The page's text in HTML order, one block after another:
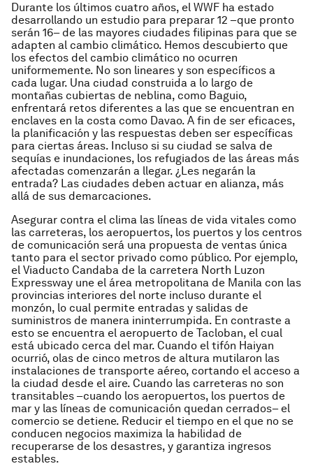
Durante los últimos cuatro años, el WWF ha estado
desarrollando un estudio para preparar 12 –que pronto
serán 16– de las mayores ciudades filipinas para que se
adapten al cambio climático. Hemos descubierto que
los efectos del cambio climático no ocurren
uniformemente. No son lineares y son específicos a
cada lugar. Una ciudad construida a lo largo de
montañas cubiertas de neblina, como Baguio,
enfrentará retos diferentes a las que se encuentran en
enclaves en la costa como Davao. A fin de ser eficaces,
la planificación y las respuestas deben ser específicas
para ciertas áreas. Incluso si su ciudad se salva de
sequías e inundaciones, los refugiados de las áreas más
afectadas comenzarán a llegar. ¿Les negarán la
entrada? Las ciudades deben actuar en alianza, más
allá de sus demarcaciones.
Asegurar contra el clima las líneas de vida vitales como
las carreteras, los aeropuertos, los puertos y los centros
de comunicación será una propuesta de ventas única
tanto para el sector privado como público. Por ejemplo,
el Viaducto Candaba de la carretera North Luzon
Expressway une el área metropolitana de Manila con las
provincias interiores del norte incluso durante el
monzón, lo cual permite entradas y salidas de
suministros de manera ininterrumpida. En contraste a
esto se encuentra el aeropuerto de Tacloban, el cual
está ubicado cerca del mar. Cuando el tifón Haiyan
ocurrió, olas de cinco metros de altura mutilaron las
instalaciones de transporte aéreo, cortando el acceso a
la ciudad desde el aire. Cuando las carreteras no son
transitables –cuando los aeropuertos, los puertos de
mar y las líneas de comunicación quedan cerrados– el
comercio se detiene. Reducir el tiempo en el que no se
conducen negocios maximiza la habilidad de
recuperarse de los desastres, y garantiza ingresos
estables.